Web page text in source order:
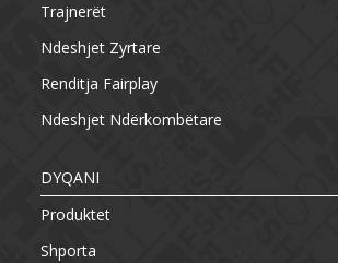
Trajnerët
Ndeshjet Zyrtare
Renditja Fairplay
Ndeshjet Ndërkombëtare
DYQANI
Produktet
Shporta